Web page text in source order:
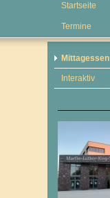
Startseite
Termine
Mittagessen
Interaktiv